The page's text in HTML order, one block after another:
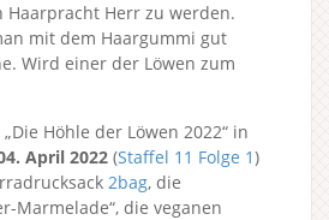
Haarpracht Herr zu werden.
mit dem Haargummi gut
Wird einer der Löwen zum
Höhle der Löwen 2022“ in
April 2022 (Staffel 11 Folge 1)
2bag, die
Marmelade“, die veganen